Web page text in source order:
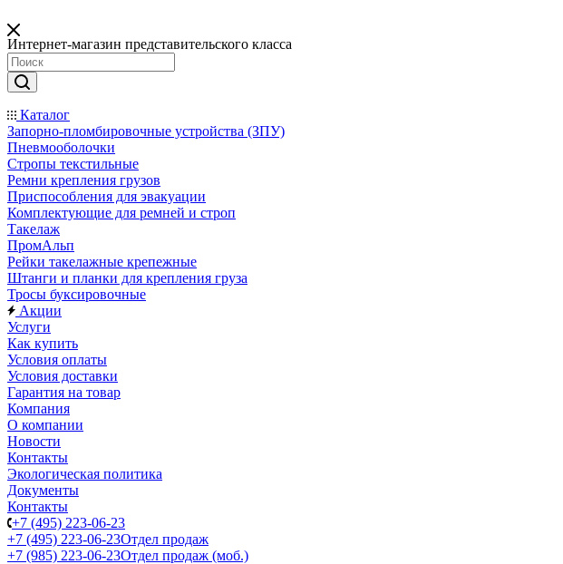
Интернет-магазин представительского класса
Каталог
Запорно-пломбировочные устройства (ЗПУ)
Пневмооболочки
Стропы текстильные
Ремни крепления грузов
Приспособления для эвакуации
Комплектующие для ремней и строп
Такелаж
ПромАльп
Рейки такелажные крепежные
Штанги и планки для крепления груза
Тросы буксировочные
Акции
Услуги
Как купить
Условия оплаты
Условия доставки
Гарантия на товар
Компания
О компании
Новости
Контакты
Экологическая политика
Документы
Контакты
+7 (495) 223-06-23
+7 (495) 223-06-23Отдел продаж
+7 (985) 223-06-23Отдел продаж (моб.)